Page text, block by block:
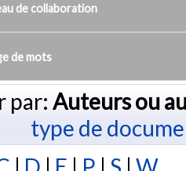
de collaboration
de mots
par: Auteurs ou
type de